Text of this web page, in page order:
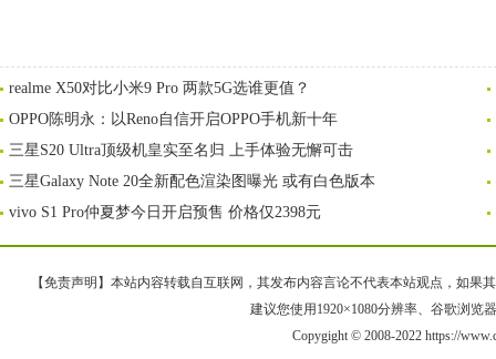
realme X50对比小米9 Pro 两款5G选谁更值？
OPPO陈明永：以Reno自信开启OPPO手机新十年
三星S20 Ultra顶级机皇实至名归 上手体验无懈可击
三星Galaxy Note 20全新配色渲染图曝光 或有白色版本
vivo S1 Pro仲夏梦今日开启预售 价格仅2398元
【免责声明】本站内容转载自互联网，其发布内容言论不代表本站观点，如果
建议您使用1920×1080分辨率、谷歌浏览
Copygight © 2008-2022 https://